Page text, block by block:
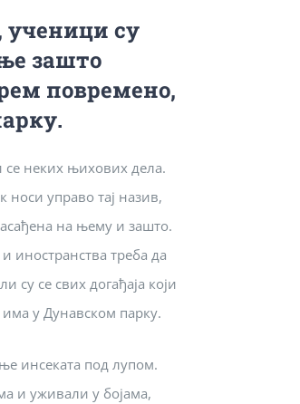
ученици су
зашто
повремено,
неких њихових дела.
носи управо тај назив,
на њему и зашто.
треба да
су се свих догађаја који
у Дунавском парку.
инсеката под лупом.
и уживали у бојама,